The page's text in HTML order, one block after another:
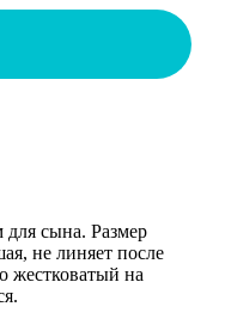
для сына. Размер
не линяет после
жестковатый на